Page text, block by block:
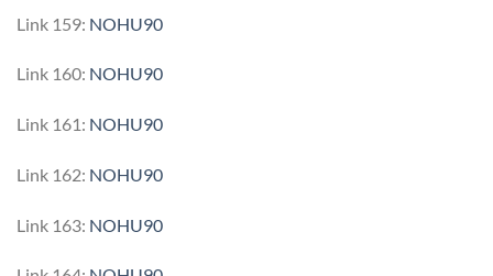
Link 159: NOHU90
Link 160: NOHU90
Link 161: NOHU90
Link 162: NOHU90
Link 163: NOHU90